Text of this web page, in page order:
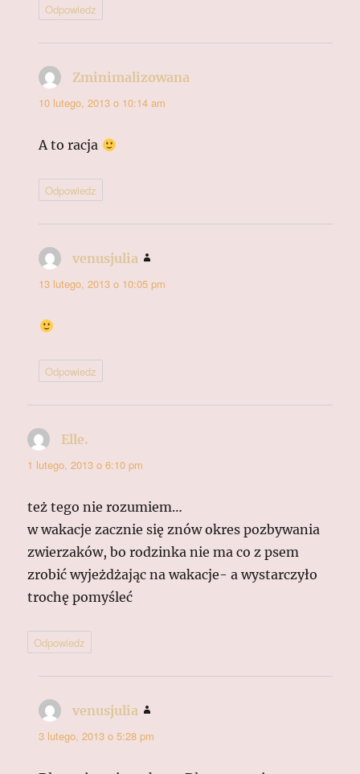
Odpowiedz
Zminimalizowana
10 lutego, 2013 o 10:14 am
A to racja
Odpowiedz
venusjulia
13 lutego, 2013 o 10:05 pm
Odpowiedz
Elle.
1 lutego, 2013 o 6:10 pm
też tego nie rozumiem…
w wakacje zacznie się znów okres pozbywania
zwierzaków, bo rodzinka nie ma co z psem
zrobić wyjeżdżając na wakacje- a wystarczyło
trochę pomyśleć
Odpowiedz
venusjulia
3 lutego, 2013 o 5:28 pm